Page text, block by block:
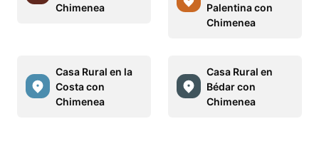
Chimenea
Palentina con
Chimenea
Casa Rural en la
Costa con
Chimenea
Casa Rural en
Bédar con
Chimenea